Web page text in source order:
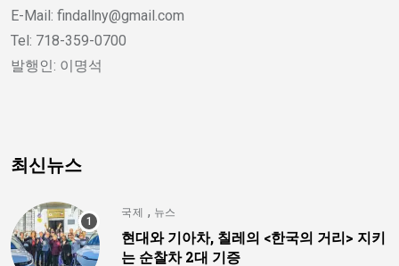
E-Mail: findallny@gmail.com
Tel: 718-359-0700
발행인: 이명석
최신뉴스
국제 , 뉴스
현대와 기아차, 칠레의 <한국의 거리> 지키
는 순찰차 2대 기증